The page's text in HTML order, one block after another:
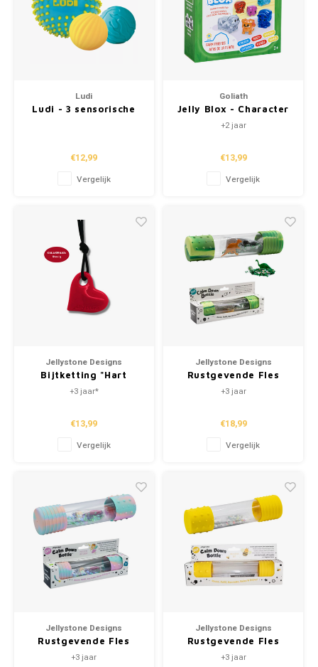
Ludi
Ludi - 3 sensorische
€12,99
Vergelijk
Goliath
Jelly Blox - Character
Pack
+2 jaar
€13,99
Vergelijk
Jellystone Designs
Bijtketting "Hart
Rood"
+3 jaar*
€13,99
Vergelijk
Jellystone Designs
Rustgevende Fles
"Dino" (DIY)
+3 jaar
€18,99
Vergelijk
Jellystone Designs
Rustgevende Fles
"Fee" (DIY Limited
+3 jaar
Jellystone Designs
Rustgevende Fles
"Bijen" (DIY Limited
+3 jaar